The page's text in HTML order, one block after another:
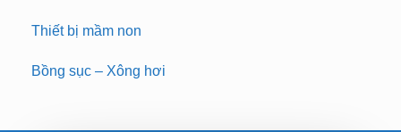
Thiết bị mầm non
Bồng sục – Xông hơi